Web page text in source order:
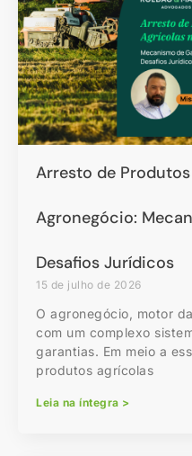
Arresto de
Agronegócio:
Desafios Jurídicos
15 de julho de 2026
O agronegócio, motor
com um complexo
garantias. Em meio a
produtos agrícolas
Leia na íntegra >